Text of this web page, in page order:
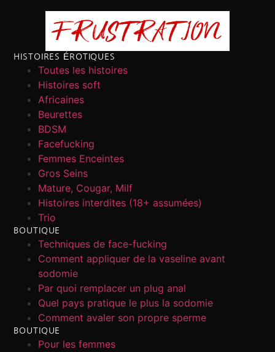
HISTOIRES ÉROTIQUES
Toutes les histoires
Histoires soft
Africaines
Beurettes
BDSM
Facefucking
Femmes Enceintes
Gros Seins
Mature, Cougar, Milf
Histoires interdites (18+ assumées)
Trio
BOUTIQUE
Techniques de face-fucking
Comment appliquer de la vaseline avant
sodomie
Par quoi remplacer un plug anal
Quel pays pratique le plus la sodomie
Comment avaler son propre sperme
BOUTIQUE
Pour les femmes